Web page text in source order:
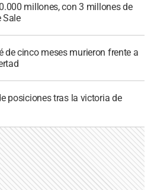
millones, con 3 millones de
Sale
de cinco meses murieron frente a
posiciones tras la victoria de